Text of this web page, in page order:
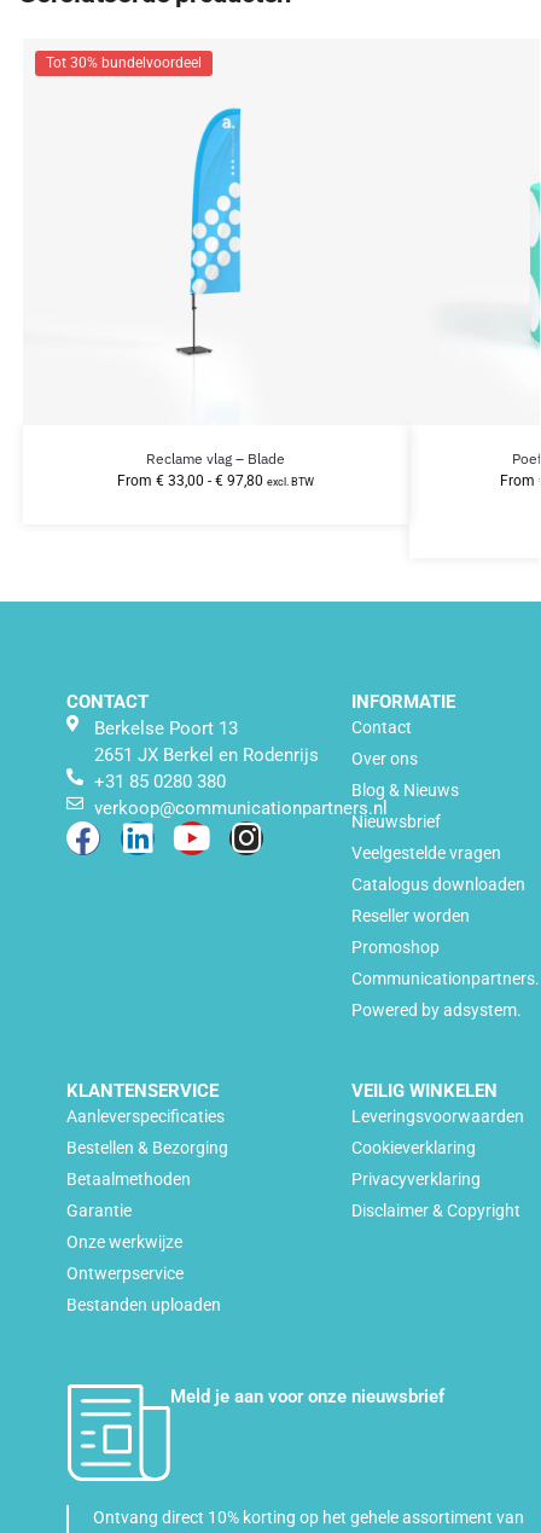
Tot 30% bundelvoordeel
Reclame vlag – Blade
From€ 33,00 - € 97,80 excl. BTW From
CONTACT
Berkelse Poort 13
2651 JX Berkel en Rodenrijs
+31 85 0280 380
verkoop@communicationpartners.nl
INFORMATIE
Contact
Over ons
Blog & Nieuws
Nieuwsbrief
Veelgestelde vragen
Catalogus downloaden
Reseller worden
Promoshop
Powered by adsystem.
KLANTENSERVICE
Aanleverspecificaties
Bestellen & Bezorging
Betaalmethoden
Garantie
Onze werkwijze
Ontwerpservice
Bestanden uploaden
VEILIG WINKELEN
Leveringsvoorwaarden
Cookieverklaring
Privacyverklaring
Disclaimer & Copyright
Meld je aan voor onze nieuwsbrief
Ontvang direct 10% korting op het gehele assortiment van